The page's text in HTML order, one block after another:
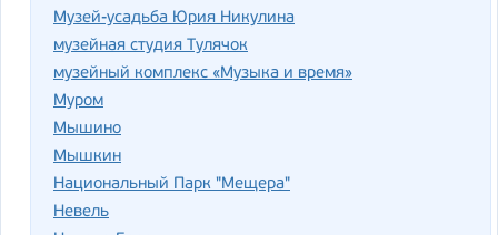
Музей-усадьба Юрия Никулина
музейная студия Тулячок
музейный комплекс «Музыка и время»
Муром
Мышино
Мышкин
Национальный Парк "Мещера"
Невель